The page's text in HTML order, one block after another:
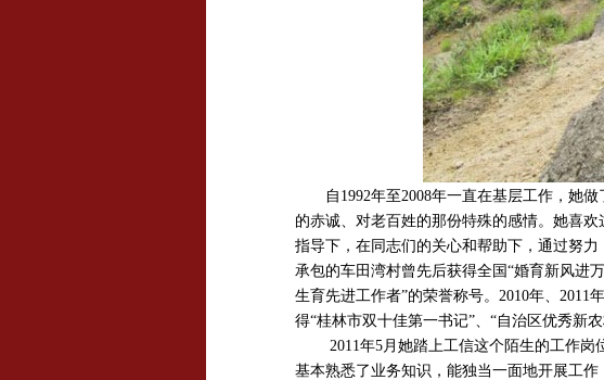
自1992年至2008年一直在基层工作，她做
的赤诚、对老百姓的那份特殊的感情。她喜
指导下，在同志们的关心和帮助下，通过努
承包的车田湾村曾先后获得全国“婚育新风进
生育先进工作者”的荣誉称号。2010年、2011
得“桂林市双十佳第一书记”、“自治区优秀新
2011年5月她踏上工信这个陌生的工作
基本熟悉了业务知识，能独当一面地开展工